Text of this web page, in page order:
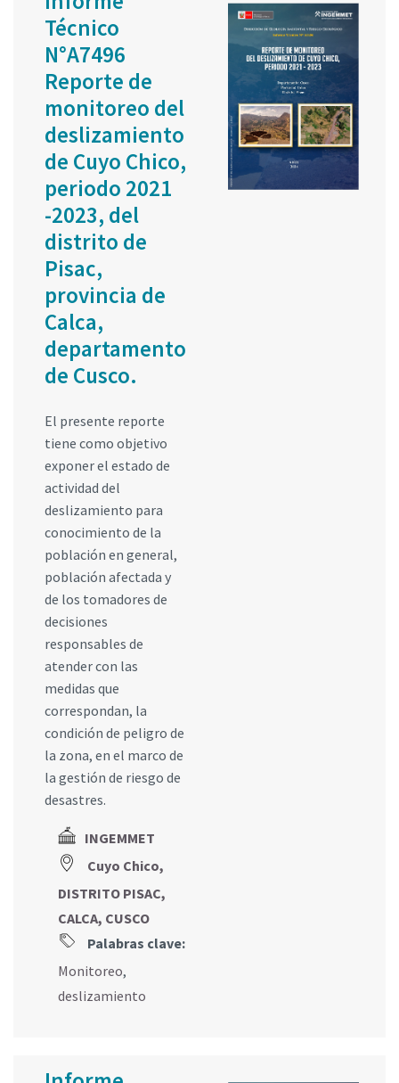
Técnico
N°A7496
Reporte de
monitoreo del
deslizamiento
de Cuyo Chico,
periodo 2021
-2023, del
distrito de
Pisac,
provincia de
Calca,
departamento
de Cusco.
El presente reporte
tiene como objetivo
exponer el estado de
actividad del
deslizamiento para
conocimiento de la
población en general,
población afectada y
de los tomadores de
decisiones
responsables de
atender con las
medidas que
correspondan, la
condición de peligro de
la zona, en el marco de
la gestión de riesgo de
desastres.
INGEMMET
Cuyo Chico,
DISTRITO PISAC,
CALCA, CUSCO
Palabras clave:
Monitoreo,
deslizamiento